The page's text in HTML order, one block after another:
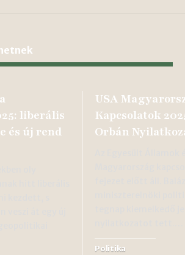
liberális
és új rend
USA
Kapcsolatok
Orbán
Politika